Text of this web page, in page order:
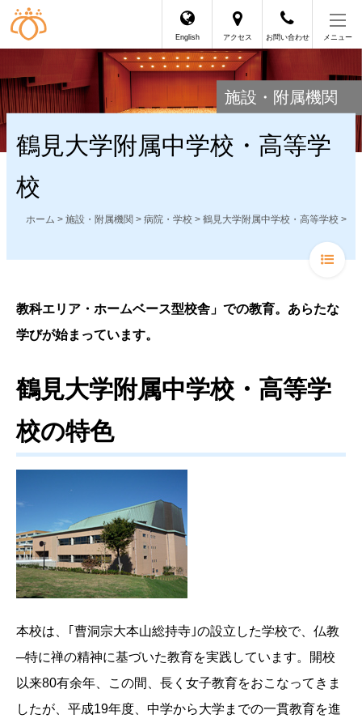
English アクセス お問い合わせ メニュー
施設・附属機関
鶴見大学附属中学校・高等学
校
ホーム >施設・附属機関 >病院・学校 >鶴見大学附属中学校・高等学校 >
教科エリア・ホームベース型校舎」での教育。あらたな
学びが始まっています。
鶴見大学附属中学校・高等学
校の特色
本校は、｢曹洞宗大本山総持寺｣の設立した学校で、仏教
─特に禅の精神に基づいた教育を実践しています。開校
以来80有余年、この間、長く女子教育をおこなってきま
したが、平成19年度、中学から大学までの一貫教育を進